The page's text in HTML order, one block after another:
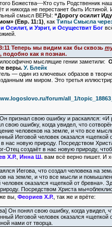
Божества---Кто суть Родственник
и никогда не перестанет быть
смысл ВЕРЫ: “Дорогу осилит
(Евр. 11:1) , как Типы Смысла
и Осилит, и Узрит, и Осуществит Бог
Теперь мы видим как бы сквозь
подобно как я познан.
мыслящие гении заметили:
веры. У. Блейк
— один из ключевых образов в
им миром. Это третья
forum/all_1/
Он признал свою ошибку и раскаялся:
свою ошибку, когда увидел, что
человеков на земле, и что все
Иеговой человек оказался
в нас новую природу. Посредством
Отец создаёт в нас новую природу,
Х.Р., Инна Ш.вам всё верно пишет. И
Иегова, что создал человека на
на земле, и что все мысли и
человек оказался «щепкой от бревна».
Посредством Христа
вы, Феориев Х.Р., так же и врёте:
Он понял свою ошибку, когда увидел,
Иеговой человек оказался «щепкой
нами от творца.